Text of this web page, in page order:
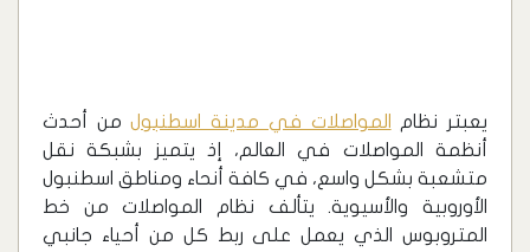
يعبتر نظام المواصلات في مدينة اسطنبولمن أحدث
أنظمة المواصلات في العالم، إذ يتميز بشبكة نقل
متشعبة بشكل واسع، في كافة أنحاء ومناطق اسطنبول
الأوروبية والأسيوية. يتألف نظام المواصلات من خط
المتروبوس الذي يعمل على ربط كل من أحياء جانبي